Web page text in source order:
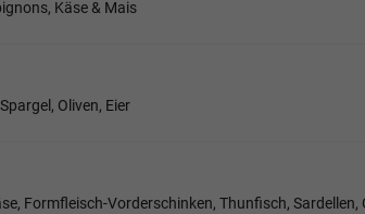
Käse & Mais
Oliven, Eier
Formfleisch-Vorderschinken, Thunfisch, Sardellen,